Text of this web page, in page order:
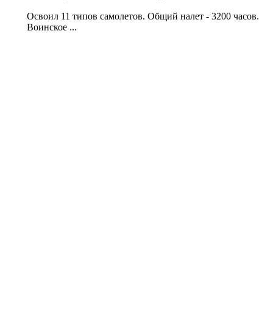
Освоил 11 типов самолетов. Общий налет - 3200 часов.
Воинское ...